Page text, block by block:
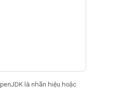
là nhãn hiệu hoặc